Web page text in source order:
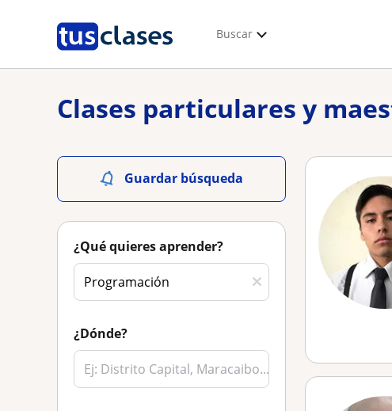
Buscar
Clases particulares y
Guardar búsqueda
¿Qué quieres aprender?
¿Dónde?